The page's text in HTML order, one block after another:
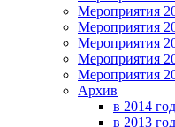
Мероприятия
Мероприятия
Мероприятия
Мероприятия
Мероприятия
Архив
в 2014
в 2013